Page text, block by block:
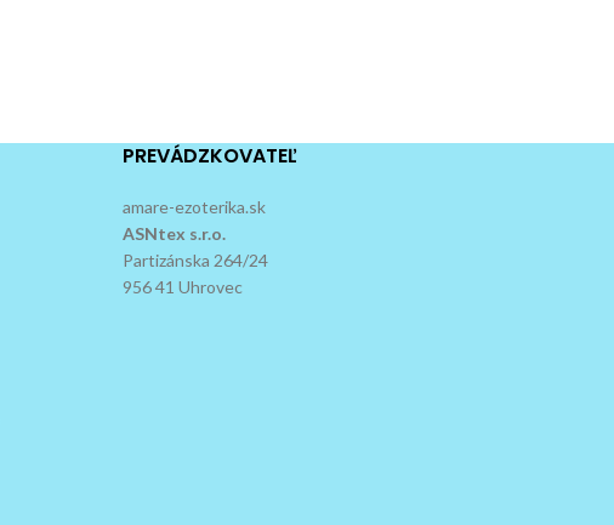
PREVÁDZKOVATEĽ
amare-ezoterika.sk
ASNtex s.r.o.
Partizánska 264/24
956 41 Uhrovec